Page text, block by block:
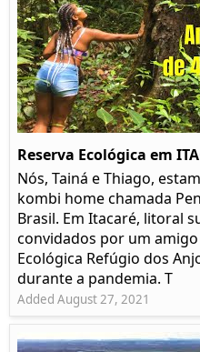
Reserva Ecológica em
Nós, Tainá e Thiago,
kombi home chamada
Brasil. Em Itacaré, litoral
convidados por um
Ecológica Refúgio dos
durante a pandemia. T
Added August 27, 2021